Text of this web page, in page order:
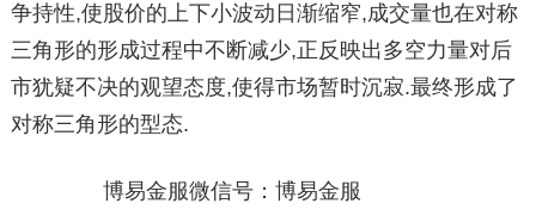
争持性,使股价的上下小波动日渐缩窄,成交量也在对称
三角形的形成过程中不断减少,正反映出多空力量对后
市犹疑不决的观望态度,使得市场暂时沉寂.最终形成了
对称三角形的型态.
博易金服微信号：博易金服